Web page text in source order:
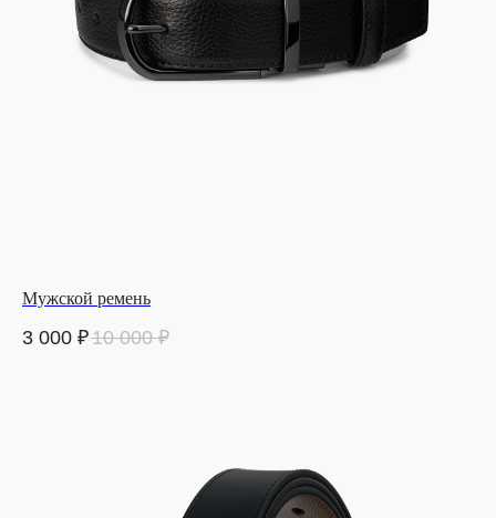
Мужской ремень
3 000 ₽10 000 ₽